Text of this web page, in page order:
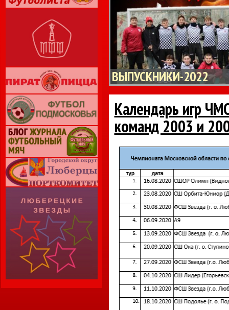
ВЫПУСКНИКИ-2022
Календарь игр
команд 2003 и